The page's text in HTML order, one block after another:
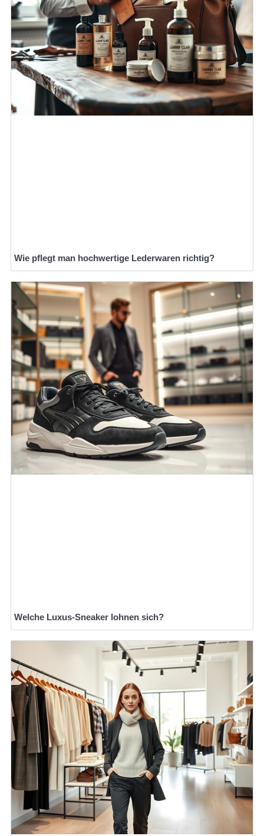
Wie pflegt man hochwertige Lederwaren richtig?
Welche Luxus-Sneaker lohnen sich?